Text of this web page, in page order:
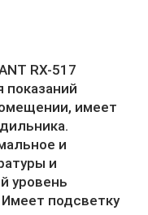
RX-517
показаний
имеет
и
и
уровень
подсветку